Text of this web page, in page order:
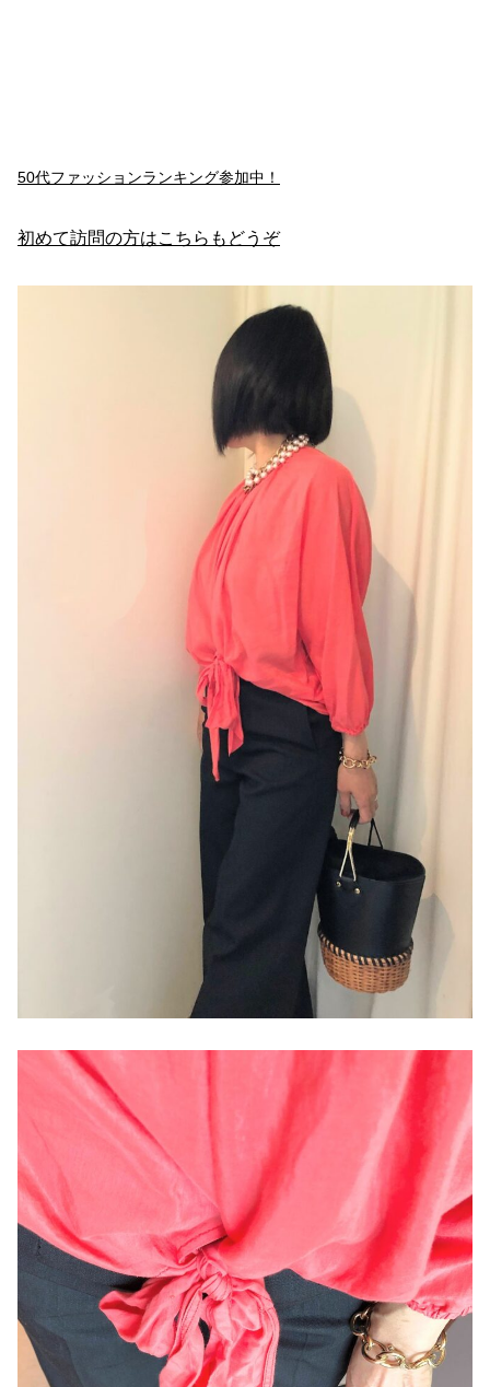
50代ファッションランキング参加中！
初めて訪問の方はこちらもどうぞ